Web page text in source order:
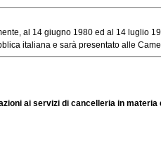
al 14 giugno 1980 ed al 14 luglio
italiana e sarà presentato alle
ai servizi di cancelleria in